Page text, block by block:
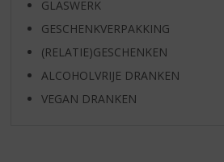
GLASWERK
GESCHENKVERPAKKING
(RELATIE)GESCHENKEN
ALCOHOLVRIJE DRANKEN
VEGAN DRANKEN